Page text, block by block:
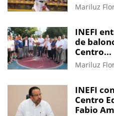
Mariluz
INEFI
de
Centro...
Mariluz
INEFI
Centro
Fabio